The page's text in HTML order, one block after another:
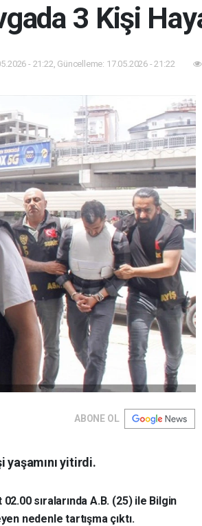
3 Kişi
- 21:22, Güncelleme: 17.05.2026 - 21:22
ABONE OL
yaşamını yitirdi.
sıralarında A.B. (25) ile Bilgin
nedenle tartışma çıktı.